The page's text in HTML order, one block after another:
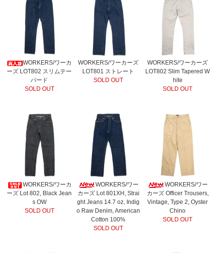
WORKERS/ワーカ
ーズ LOT802 スリムテー
パード
SOLD OUT
WORKERS/ワーカーズ
LOT801 ストレート
SOLD OUT
WORKERS/ワーカーズ
LOT802 Slim Tapered W
hite
SOLD OUT
WORKERS/ワーカ
ーズ Lot 802, Black Jean
s OW
SOLD OUT
WORKERS/ワー
カーズ Lot 801XH, Strai
ght Jeans 14.7 oz, Indig
o Raw Denim, American
Cotton 100%
SOLD OUT
WORKERS/ワー
カーズ Officer Trousers,
Vintage, Type 2, Oyster
Chino
SOLD OUT